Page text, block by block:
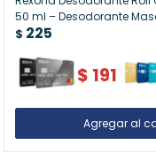
50 ml – Desodorante
$ 225
$ 191